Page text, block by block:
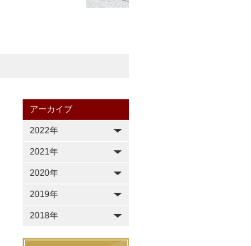
アーカイブ
2022年
2021年
2020年
2019年
2018年